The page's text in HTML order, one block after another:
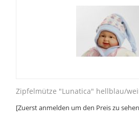
Zipfelmütze "Lunatica" hellblau/
[Zuerst anmelden um den Preis zu